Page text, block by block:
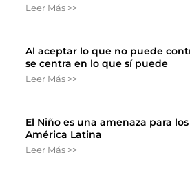
Leer Más >>
Al aceptar lo que no puede
se centra en lo que sí puede
Leer Más >>
El Niño es una amenaza para
América Latina
Leer Más >>